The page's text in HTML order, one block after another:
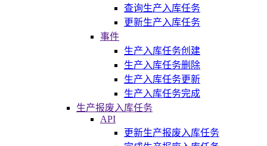
查询生产入库任务
更新生产入库任务
事件
生产入库任务创建
生产入库任务删除
生产入库任务更新
生产入库任务完成
生产报废入库任务
API
更新生产报废入库任务